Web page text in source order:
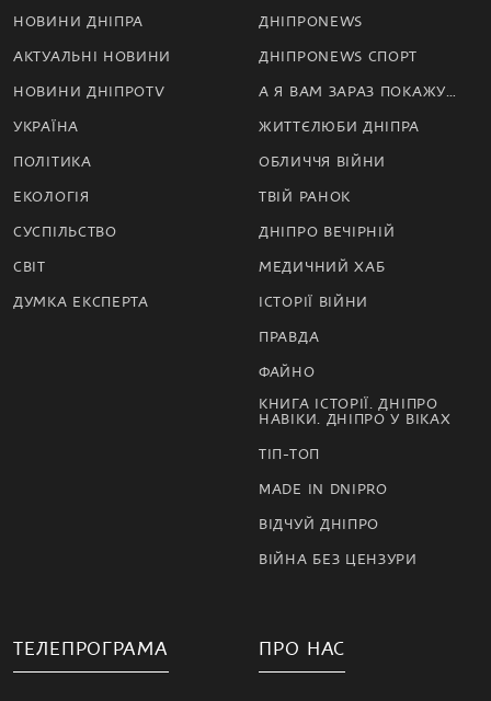
НОВИНИ ДНІПРА
АКТУАЛЬНІ НОВИНИ
НОВИНИ ДНІПРОTV
УКРАЇНА
ПОЛІТИКА
ЕКОЛОГІЯ
СУСПІЛЬСТВО
СВІТ
ДУМКА ЕКСПЕРТА
ДНІПРОNEWS
ДНІПРОNEWS СПОРТ
А Я ВАМ ЗАРАЗ ПОКАЖУ…
ЖИТТЄЛЮБИ ДНІПРА
ОБЛИЧЧЯ ВІЙНИ
ТВІЙ РАНОК
ДНІПРО ВЕЧІРНІЙ
МЕДИЧНИЙ ХАБ
ІСТОРІЇ ВІЙНИ
ПРАВДА
ФАЙНО
КНИГА ІСТОРІЇ. ДНІПРО
НАВІКИ. ДНІПРО У ВІКАХ
ТІП-ТОП
MADE IN DNIPRO
ВІДЧУЙ ДНІПРО
ВІЙНА БЕЗ ЦЕНЗУРИ
ТЕЛЕПРОГРАМА ПРО НАС